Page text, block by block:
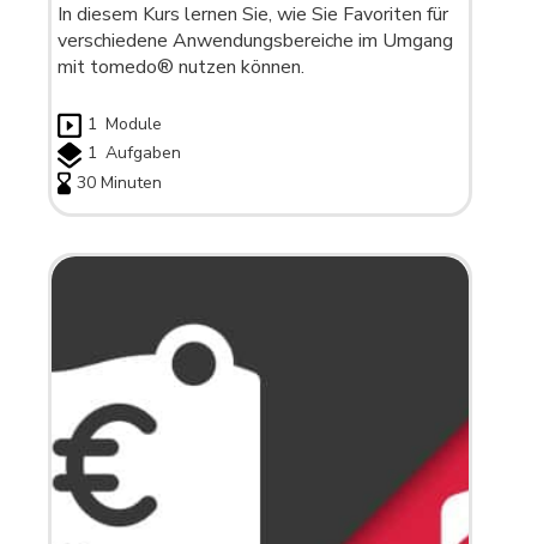
In diesem Kurs lernen Sie, wie Sie Favoriten für
verschiedene Anwendungsbereiche im Umgang
mit tomedo® nutzen können.
1 Module
1 Aufgaben
30 Minuten